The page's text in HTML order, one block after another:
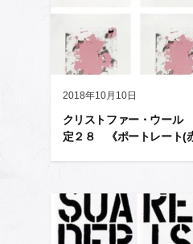
2018年10月10日
クリストファー・ウー
定２８ 《ポートレート(